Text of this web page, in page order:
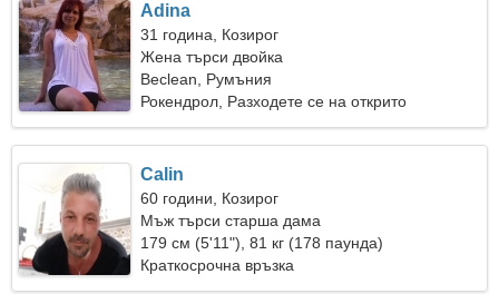
Adina
31 година, Козирог
Жена търси двойка
Beclean, Румъния
Рокендрол, Разходете се на открито
Calin
60 години, Козирог
Мъж търси старша дама
179 см (5'11"), 81 кг (178 паунда)
Краткосрочна връзка